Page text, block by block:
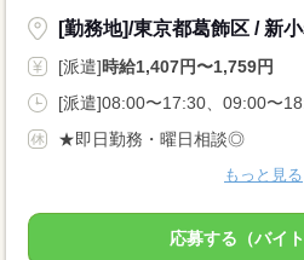
[勤務地]/東京都葛飾区 / 新
[派遣]時給1,407円〜1,759円
[派遣]08:00〜17:30、09:00〜
★即日勤務・曜日相談◎
もっと見る
応募する（バイト